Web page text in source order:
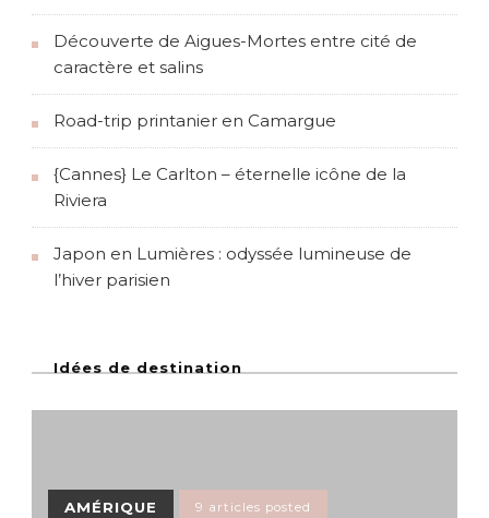
Découverte de Aigues-Mortes entre cité de
caractère et salins
Road-trip printanier en Camargue
{Cannes} Le Carlton – éternelle icône de la
Riviera
Japon en Lumières : odyssée lumineuse de
l’hiver parisien
Idées de destination
AMÉRIQUE 9 articles posted